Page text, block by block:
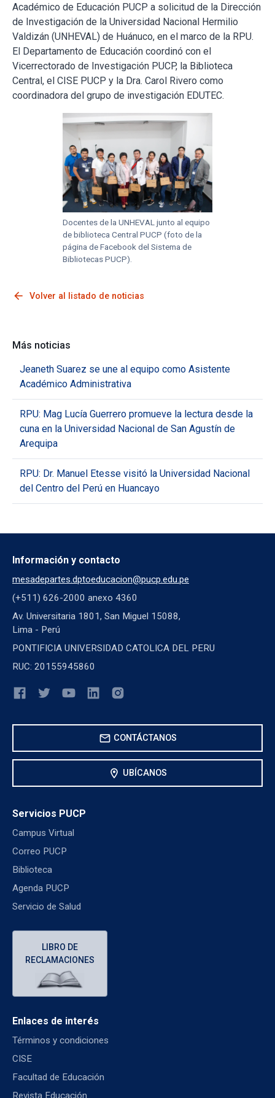
Académico de Educación PUCP a solicitud de la Dirección
de Investigación de la Universidad Nacional Hermilio
Valdizán (UNHEVAL) de Huánuco, en el marco de la RPU.
El Departamento de Educación coordinó con el
Vicerrectorado de Investigación PUCP, la Biblioteca
Central, el CISE PUCP y la Dra. Carol Rivero como
coordinadora del grupo de investigación EDUTEC.
Docentes de la UNHEVAL junto al equipo
de biblioteca Central PUCP (foto de la
página de Facebook del Sistema de
Bibliotecas PUCP).
arrow_back Volver al listado de noticias
Más noticias
Jeaneth Suarez se une al equipo como Asistente
Académico Administrativa
RPU: Mag Lucía Guerrero promueve la lectura desde la
cuna en la Universidad Nacional de San Agustín de
Arequipa
RPU: Dr. Manuel Etesse visitó la Universidad Nacional
del Centro del Perú en Huancayo
Información y contacto
mesadepartes.dptoeducacion@pucp.edu.pe
(+511) 626-2000 anexo 4360
Av. Universitaria 1801, San Miguel 15088,
Lima - Perú
PONTIFICIA UNIVERSIDAD CATOLICA DEL PERU
RUC: 20155945860
mail CONTÁCTANOS
location_on UBÍCANOS
Servicios PUCP
Campus Virtual
Correo PUCP
Biblioteca
Agenda PUCP
Servicio de Salud
LIBRO DE
RECLAMACIONES
Enlaces de interés
Términos y condiciones
CISE
Facultad de Educación
Revista Educación